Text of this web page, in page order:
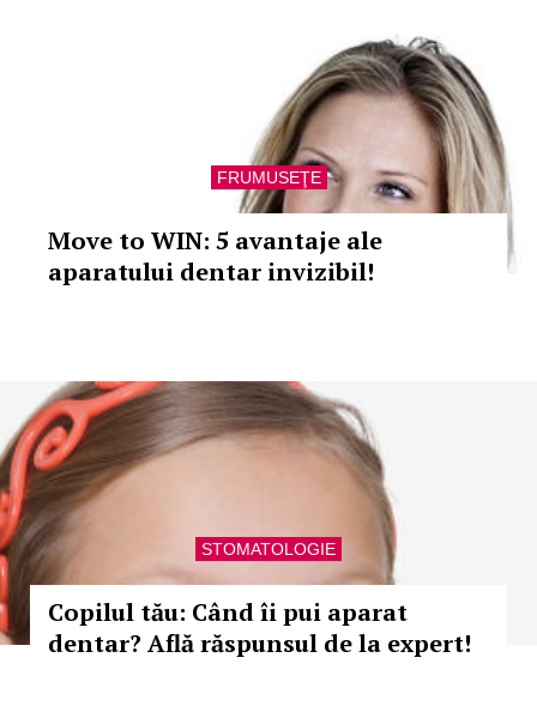
FRUMUSEŢE
Move to WIN: 5 avantaje ale
aparatului dentar invizibil!
STOMATOLOGIE
Copilul tău: Când îi pui aparat
dentar? Află răspunsul de la expert!